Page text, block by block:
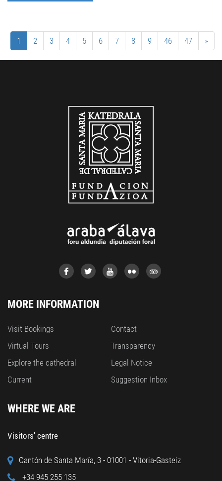
1 2 3 4 5 6 7 8 9 46 47 »
MORE INFORMATION
Visit Bookings
Virtual Tours
Explore the cathedral
Current
Contact
Transparency
Legal Notice
Suggestion Inbox
WHERE WE ARE
Visitors' centre
Cantón de Santa María, 3 - 01001 - Vitoria-Gasteiz
+34 945 255 135